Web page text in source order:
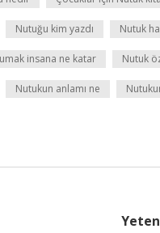
Nutuğu kim yazdı Nutuk
insana ne katar Nutuk
Nutukun anlamı ne